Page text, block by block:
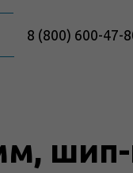
8 (800) 600-47-
шип-